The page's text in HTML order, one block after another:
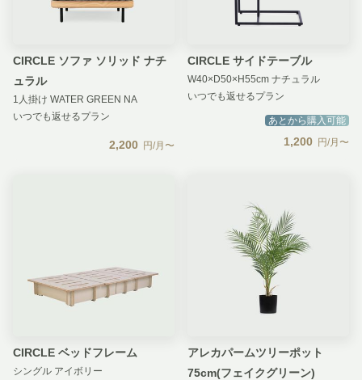
CIRCLE ソファ ソリッド ナチ
ュラル
1人掛け WATER GREEN NA
いつでも返せるプラン
2,200 円/月〜
CIRCLE サイドテーブル
W40×D50×H55cm ナチュラル
いつでも返せるプラン
あとから購入可能
1,200 円/月〜
CIRCLE ベッドフレーム
シングル アイボリー
アレカパームツリーポット
75cm(フェイクグリーン)